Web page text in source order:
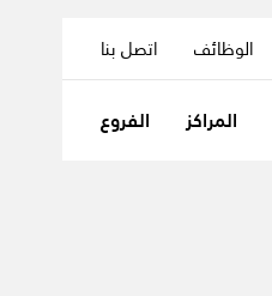
الوظائف اتصل بنا
المراكز الفروع